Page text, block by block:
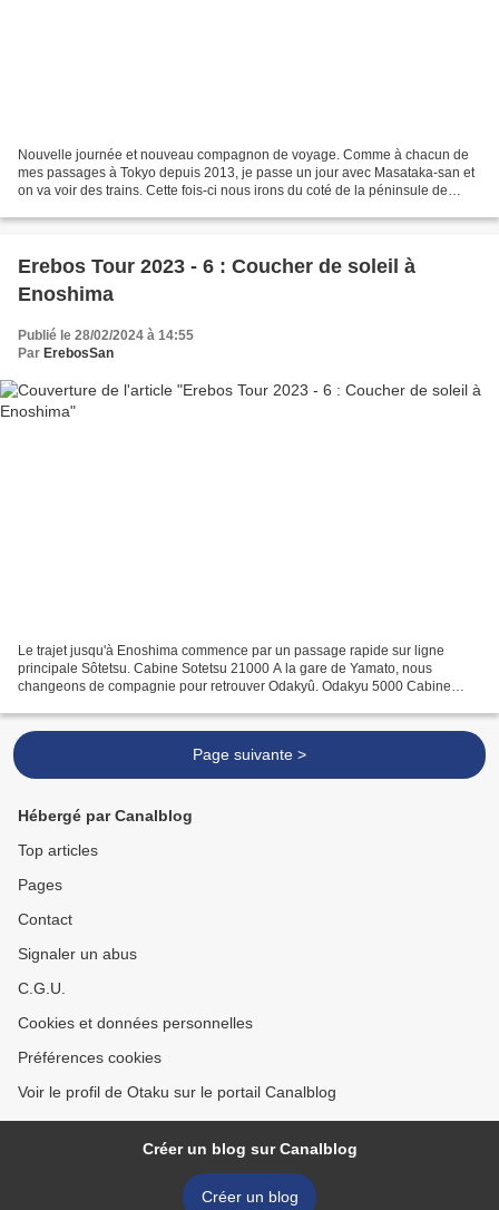
Nouvelle journée et nouveau compagnon de voyage. Comme à chacun de
mes passages à Tokyo depuis 2013, je passe un jour avec Masataka-san et
on va voir des trains. Cette fois-ci nous irons du coté de la péninsule de
Erebos Tour 2023 - 6 : Coucher de soleil à
Enoshima
Publié le 28/02/2024 à 14:55
Par ErebosSan
Le trajet jusqu'à Enoshima commence par un passage rapide sur ligne
principale Sôtetsu. Cabine Sotetsu 21000 A la gare de Yamato, nous
changeons de compagnie pour retrouver Odakyû. Odakyu 5000 Cabine
Page suivante >
Hébergé par Canalblog
Top articles
Pages
Contact
Signaler un abus
C.G.U.
Cookies et données personnelles
Préférences cookies
Voir le profil de Otaku sur le portail Canalblog
Créer un blog sur Canalblog
Créer un blog